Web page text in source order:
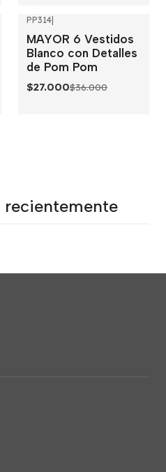
PP314|
MAYOR 6 Vestidos
Blanco con Detalles
de Pom Pom
$27.000$36.000